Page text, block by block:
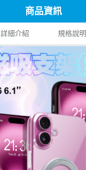
商品資訊
詳細介紹 規格說明